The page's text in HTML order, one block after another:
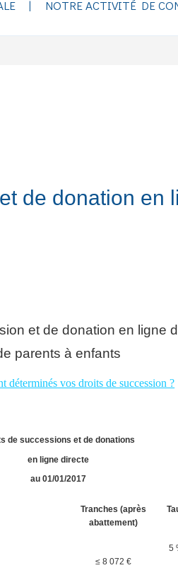
NOTRE ACTIVITÉ DE
de donation en
et de donation en ligne
parents à enfants
déterminés vos droits de succession ?
de successions et de donations
en ligne directe
au 01/01/2017
Tranches (après
abattement)
≤ 8 072 €
5